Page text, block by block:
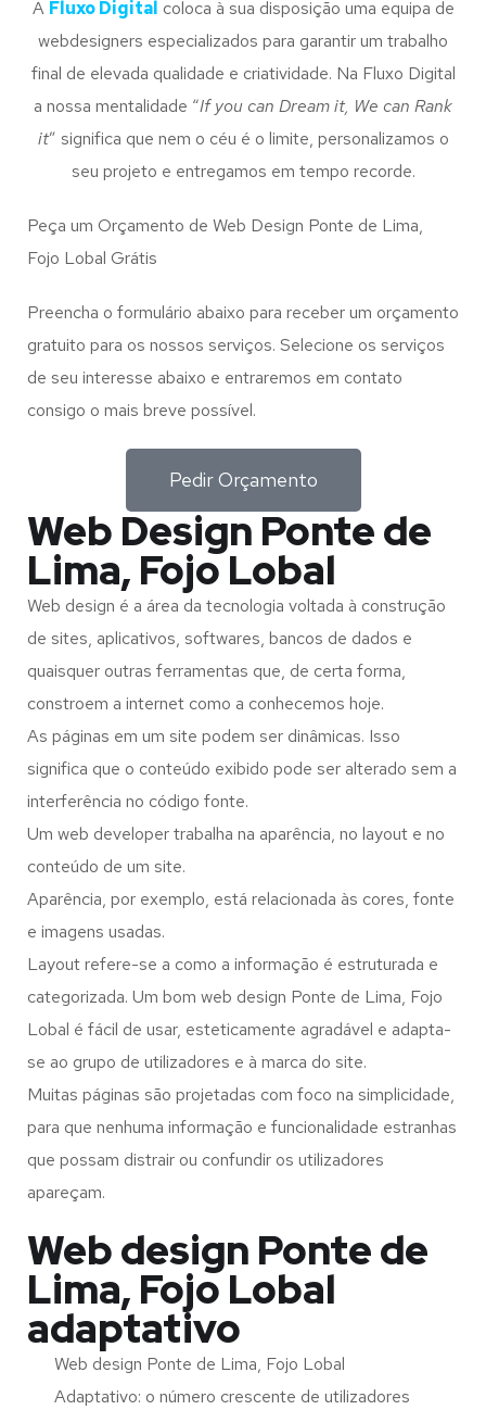
A Fluxo Digital coloca à sua disposição uma equipa de
webdesigners especializados para garantir um trabalho
final de elevada qualidade e criatividade. Na Fluxo Digital
a nossa mentalidade “If you can Dream it, We can Rank
it” significa que nem o céu é o limite, personalizamos o
seu projeto e entregamos em tempo recorde.
Peça um Orçamento de Web Design Ponte de Lima,
Fojo Lobal Grátis
Preencha o formulário abaixo para receber um orçamento
gratuito para os nossos serviços. Selecione os serviços
de seu interesse abaixo e entraremos em contato
consigo o mais breve possível.
Pedir Orçamento
Web Design Ponte de
Lima, Fojo Lobal
Web design é a área da tecnologia voltada à construção
de sites, aplicativos, softwares, bancos de dados e
quaisquer outras ferramentas que, de certa forma,
constroem a internet como a conhecemos hoje.
As páginas em um site podem ser dinâmicas. Isso
significa que o conteúdo exibido pode ser alterado sem a
interferência no código fonte.
Um web developer trabalha na aparência, no layout e no
conteúdo de um site.
Aparência, por exemplo, está relacionada às cores, fonte
e imagens usadas.
Layout refere-se a como a informação é estruturada e
categorizada. Um bom web design Ponte de Lima, Fojo
Lobal é fácil de usar, esteticamente agradável e adapta-
se ao grupo de utilizadores e à marca do site.
Muitas páginas são projetadas com foco na simplicidade,
para que nenhuma informação e funcionalidade estranhas
que possam distrair ou confundir os utilizadores
apareçam.
Web design Ponte de
Lima, Fojo Lobal
adaptativo
Web design Ponte de Lima, Fojo Lobal
Adaptativo: o número crescente de utilizadores